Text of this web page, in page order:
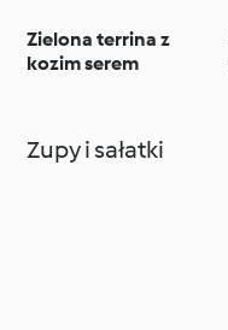
Zielona terrina z
kozim serem
Zupy i sałatki